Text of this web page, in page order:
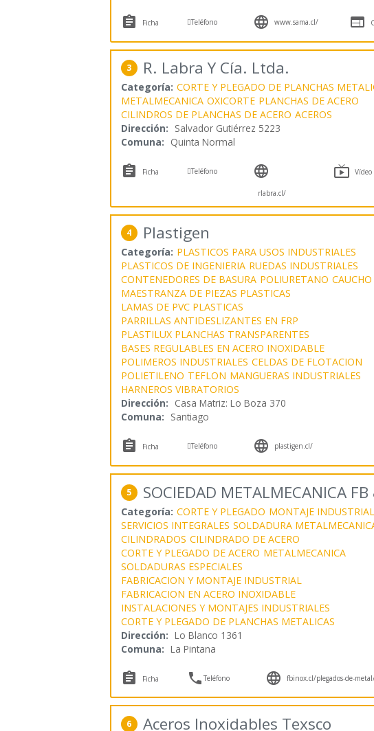
 Ficha Teléfono  www.sama.cl/ 
3 R. Labra Y Cía. Ltda.
Categoría: CORTE Y PLEGADO DE PLANCHAS
METALMECANICA OXICORTE PLANCHAS DE ACERO
CILINDROS DE PLANCHAS DE ACERO ACEROS
Dirección: Salvador Gutiérrez 5223
Comuna: Quinta Normal
 Ficha Teléfono 
rlabra.cl/
 Vídeo
4 Plastigen
Categoría: PLASTICOS PARA USOS INDUSTRIALES
PLASTICOS DE INGENIERIA RUEDAS INDUSTRIALES
CONTENEDORES DE BASURA POLIURETANO CAUCHO
MAESTRANZA DE PIEZAS PLASTICAS
LAMAS DE PVC PLASTICAS
PARRILLAS ANTIDESLIZANTES EN FRP
PLASTILUX PLANCHAS TRANSPARENTES
BASES REGULABLES EN ACERO INOXIDABLE
POLIMEROS INDUSTRIALES CELDAS DE FLOTACION
POLIETILENO TEFLON MANGUERAS INDUSTRIALES
HARNEROS VIBRATORIOS
Dirección: Casa Matriz: Lo Boza 370
Comuna: Santiago
 Ficha Teléfono  plastigen.cl/
5 SOCIEDAD METALMECANICA
Categoría: CORTE Y PLEGADO MONTAJE INDUSTRIAL
SERVICIOS INTEGRALES SOLDADURA
CILINDRADOS CILINDRADO DE ACERO
CORTE Y PLEGADO DE ACERO METALMECANICA
SOLDADURAS ESPECIALES
FABRICACION Y MONTAJE INDUSTRIAL
FABRICACION EN ACERO INOXIDABLE
INSTALACIONES Y MONTAJES INDUSTRIALES
CORTE Y PLEGADO DE PLANCHAS METALICAS
Dirección: Lo Blanco 1361
Comuna: La Pintana
 Ficha Teléfono  fbinox.cl/plegados-de-
6 Aceros Inoxidables Texsco